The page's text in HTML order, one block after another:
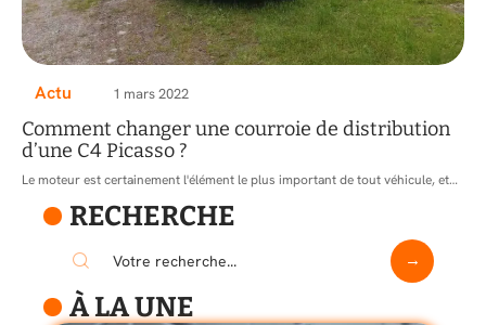
Actu 1 mars 2022
Comment changer une courroie de distribution
d’une C4 Picasso ?
Le moteur est certainement l'élément le plus important de tout véhicule, et…
RECHERCHE
À LA UNE